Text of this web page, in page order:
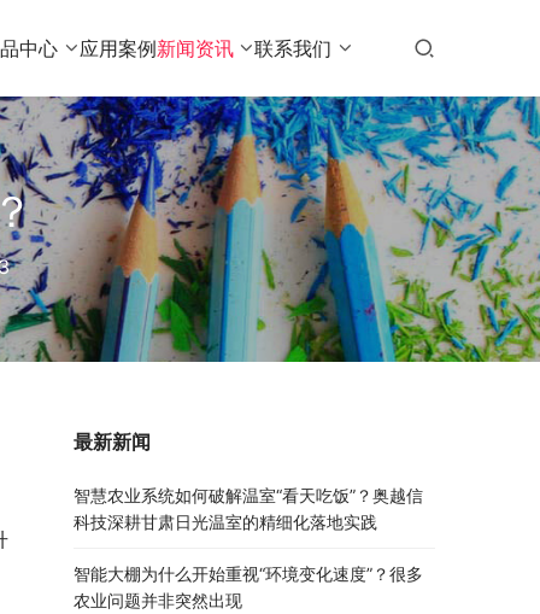
中心 应用案例新闻资讯 联系我们
最新新闻
智慧农业系统如何破解温室“看天吃饭”？奥越信
科技深耕甘肃日光温室的精细化落地实践
智能大棚为什么开始重视“环境变化速度”？很多
农业问题并非突然出现